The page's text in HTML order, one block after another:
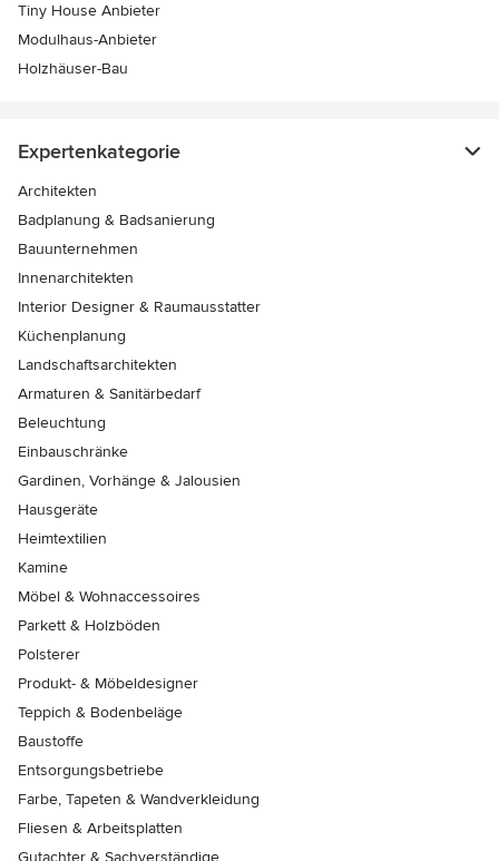
Tiny House Anbieter
Modulhaus-Anbieter
Holzhäuser-Bau
Expertenkategorie
Architekten
Badplanung & Badsanierung
Bauunternehmen
Innenarchitekten
Interior Designer & Raumausstatter
Küchenplanung
Landschaftsarchitekten
Armaturen & Sanitärbedarf
Beleuchtung
Einbauschränke
Gardinen, Vorhänge & Jalousien
Hausgeräte
Heimtextilien
Kamine
Möbel & Wohnaccessoires
Parkett & Holzböden
Polsterer
Produkt- & Möbeldesigner
Teppich & Bodenbeläge
Baustoffe
Entsorgungsbetriebe
Farbe, Tapeten & Wandverkleidung
Fliesen & Arbeitsplatten